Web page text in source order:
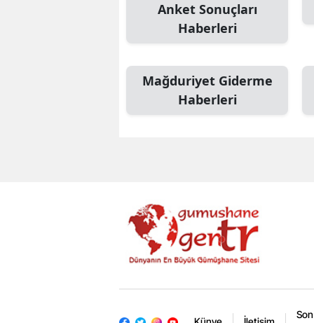
Anket Sonuçları
Haberleri
Mağduriyet Giderme
Haberleri